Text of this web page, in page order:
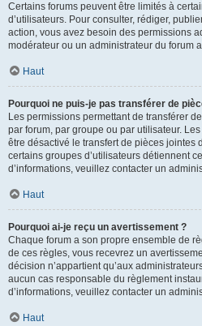
Certains forums peuvent être limités à
d’utilisateurs. Pour consulter, rédiger,
action, vous avez besoin des permissions
modérateur ou un administrateur du forum
Haut
Pourquoi ne puis-je pas transférer de
Les permissions permettant de transférer
par forum, par groupe ou par utilisateur.
être désactivé le transfert de pièces jointes
certains groupes d’utilisateurs détiennent
d’informations, veuillez contacter un
Haut
Pourquoi ai-je reçu un avertissement ?
Chaque forum a son propre ensemble de
de ces règles, vous recevrez un
décision n’appartient qu’aux
aucun cas responsable du règlement
d’informations, veuillez contacter un
Haut